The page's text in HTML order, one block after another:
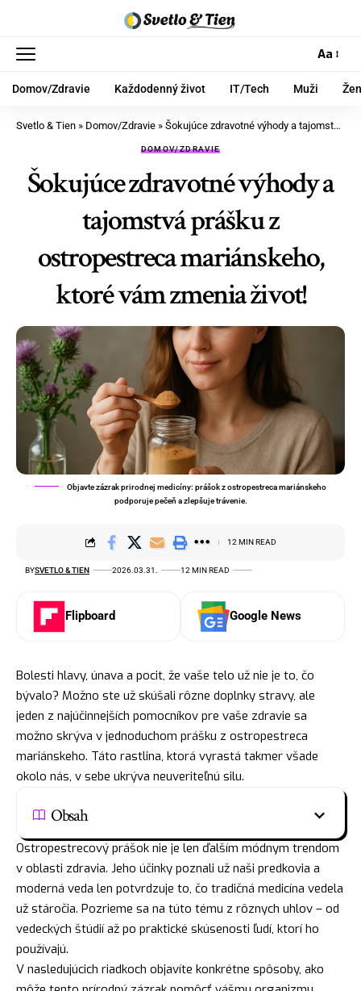
Aa
Domov/Zdravie Každodenný život IT/Tech Muži
Svetlo & Tien » Domov/Zdravie » Šokujúce zdravotné výhody a tajomstvá prášku z ostropestreca mariánskeho, ktoré vám zmenia život!
DOMOV/ZDRAVIE
Šokujúce zdravotné výhody a
tajomstvá prášku z
ostropestreca mariánskeho,
ktoré vám zmenia život!
Objavte zázrak prirodnej medicíny: prášok z ostropestreca mariánskeho
podporuje pečeň a zlepšuje trávenie.
BYSVETLO & TIEN 2026.03.31. 12 MIN READ
12 MIN READ
Flipboard Google News
Bolesti hlavy, únava a pocit, že vaše telo už nie je to, čo
bývalo? Možno ste už skúšali rôzne doplnky stravy, ale
jeden z najúčinnejších pomocníkov pre vaše zdravie sa
možno skrýva v jednoduchom prášku z ostropestreca
mariánskeho. Táto rastlina, ktorá vyrastá takmer všade
okolo nás, v sebe ukrýva neuveriteľnú silu.
Obsah
Ostropestrecový prášok nie je len ďalším módnym trendom
v oblasti zdravia. Jeho účinky poznali už naši predkovia a
moderná veda len potvrdzuje to, čo tradičná medicína vedela
už stáročia. Pozrieme sa na túto tému z rôznych uhlov – od
vedeckých štúdií až po praktické skúsenosti ľudí, ktorí ho
používajú.
V nasledujúcich riadkoch objavíte konkrétne spôsoby, ako